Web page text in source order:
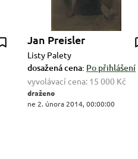
Jan Preisler
Listy Palety
dosažená cena: Po přihlášení
vyvolávací cena: 15 000 Kč
draženo
ne 2. února 2014, 00:00:00